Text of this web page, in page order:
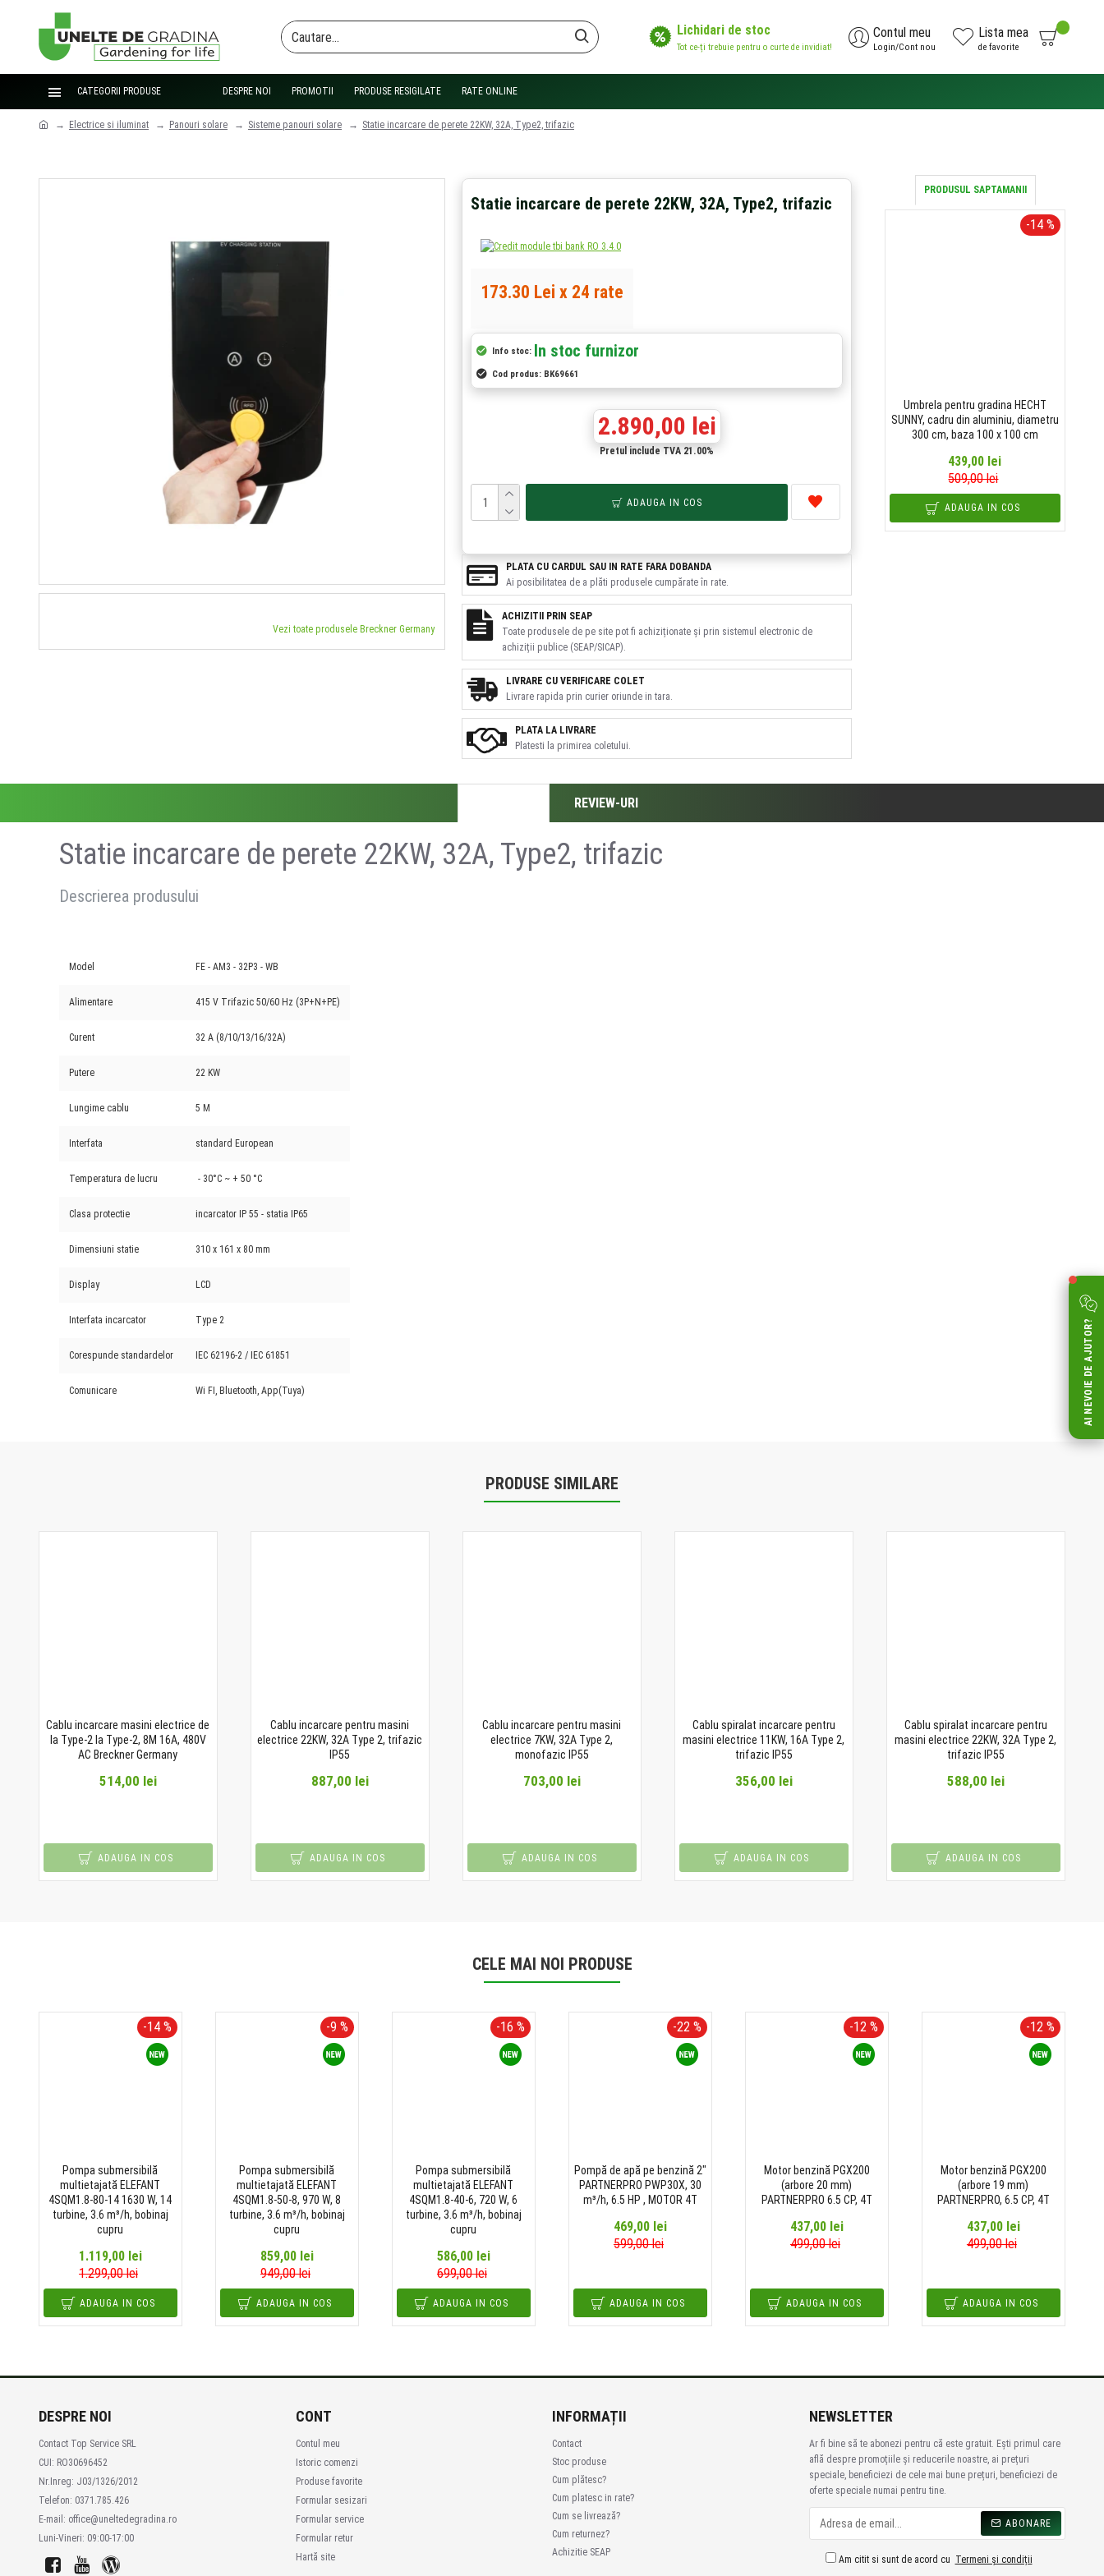
Lichidari de stoc
Tot ce-ți trebuie pentru o curte de invidiat!
Contul meu
Login/Cont nou
Lista mea
de favorite
CATEGORII PRODUSE DESPRE NOI PROMOTII PRODUSE RESIGILATE RATE ONLINE
Electrice si iluminat Panouri solare Sisteme panouri solare Statie incarcare de perete 22KW, 32A, Type2, trifazic
Vezi toate produsele Breckner Germany
Statie incarcare de perete 22KW, 32A, Type2, trifazic
Info stoc: In stoc furnizor
Cod produs: BK69661
2.890,00 lei
Pretul include TVA 21.00%
ADAUGA IN COS
173.30 Lei x 24 rate
PLATA LA LIVRARE
Platesti la primirea coletului.
LIVRARE CU VERIFICARE COLET
Livrare rapida prin curier oriunde in tara.
PLATA CU CARDUL SAU IN RATE FARA DOBANDA
Ai posibilitatea de a plăti produsele cumpărate în rate.
ACHIZITII PRIN SEAP
Toate produsele de pe site pot fi achiziționate și prin sistemul electronic de
achiziții publice (SEAP/SICAP).
PRODUSUL SAPTAMANII
-14 %
Umbrela pentru gradina HECHT
SUNNY, cadru din aluminiu, diametru
300 cm, baza 100 x 100 cm
439,00 lei
509,00 lei
ADAUGA IN COS
REVIEW-URI
Statie incarcare de perete 22KW, 32A, Type2, trifazic
Descrierea produsului
Model FE - AM3 - 32P3 - WB
Alimentare 415 V Trifazic 50/60 Hz (3P+N+PE)
Curent 32 A (8/10/13/16/32A)
Putere 22 KW
Lungime cablu 5 M
Interfata standard European
Temperatura de lucru - 30°C ~ + 50 °C
Clasa protectie incarcator IP 55 - statia IP65
Dimensiuni statie 310 x 161 x 80 mm
Display LCD
Interfata incarcator Type 2
Corespunde standardelor IEC 62196-2 / IEC 61851
Comunicare Wi FI, Bluetooth, App(Tuya)
PRODUSE SIMILARE
Cablu incarcare masini electrice de
la Type-2 la Type-2, 8M 16A, 480V
AC Breckner Germany
514,00 lei
ADAUGA IN COS
Cablu incarcare pentru masini
electrice 22KW, 32A Type 2, trifazic
IP55
887,00 lei
ADAUGA IN COS
Cablu incarcare pentru masini
electrice 7KW, 32A Type 2,
monofazic IP55
703,00 lei
ADAUGA IN COS
Cablu spiralat incarcare pentru
masini electrice 11KW, 16A Type 2,
trifazic IP55
356,00 lei
ADAUGA IN COS
Cablu spiralat incarcare pentru
masini electrice 22KW, 32A Type 2,
trifazic IP55
588,00 lei
ADAUGA IN COS
CELE MAI NOI PRODUSE
-14 %
Pompa submersibilă
multietajată ELEFANT
4SQM1.8-80-14 1630 W, 14
turbine, 3.6 m³/h, bobinaj
cupru
1.119,00 lei
1.299,00 lei
ADAUGA IN COS
-9 %
Pompa submersibilă
multietajată ELEFANT
4SQM1.8-50-8, 970 W, 8
turbine, 3.6 m³/h, bobinaj
cupru
859,00 lei
949,00 lei
ADAUGA IN COS
-16 %
Pompa submersibilă
multietajată ELEFANT
4SQM1.8-40-6, 720 W, 6
turbine, 3.6 m³/h, bobinaj
cupru
586,00 lei
699,00 lei
ADAUGA IN COS
-22 %
Pompă de apă pe benzină 2"
PARTNERPRO PWP30X, 30
m³/h, 6.5 HP , MOTOR 4T
469,00 lei
599,00 lei
ADAUGA IN COS
-12 %
Motor benzină PGX200
(arbore 20 mm)
PARTNERPRO 6.5 CP, 4T
437,00 lei
499,00 lei
ADAUGA IN COS
-12 %
Motor benzină PGX200
(arbore 19 mm)
PARTNERPRO, 6.5 CP, 4T
437,00 lei
499,00 lei
ADAUGA IN COS
DESPRE NOI
Contact Top Service SRL
CUI: RO30696452
Nr.Inreg: J03/1326/2012
Telefon: 0371.785.426
E-mail: office@uneltedegradina.ro
Luni-Vineri: 09:00-17:00
AI NEVOIE DE AJUTOR?
CONT
Contul meu
Istoric comenzi
Produse favorite
Formular sesizari
Formular service
Formular retur
Hartă site
INFORMAȚII
Contact
Stoc produse
Cum plătesc?
Cum platesc in rate?
Cum se livrează?
Cum returnez?
Achizitie SEAP
NEWSLETTER
Ar fi bine să te abonezi pentru că este gratuit. Ești primul care
află despre promoțiile și reducerile noastre, ai prețuri
speciale, beneficiezi de cele mai bune prețuri, beneficiezi de
oferte speciale numai pentru tine.
ABONARE
Am citit si sunt de acord cu Termeni și condiții